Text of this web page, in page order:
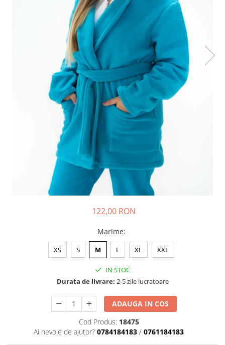
122,00 RON
Marime:
XS S M L XL XXL
IN STOC
Durata de livrare: 2-5 zile lucratoare
ADAUGA IN COS
Cod Produs: 18475
Ai nevoie de ajutor? 0784184183 / 0761184183